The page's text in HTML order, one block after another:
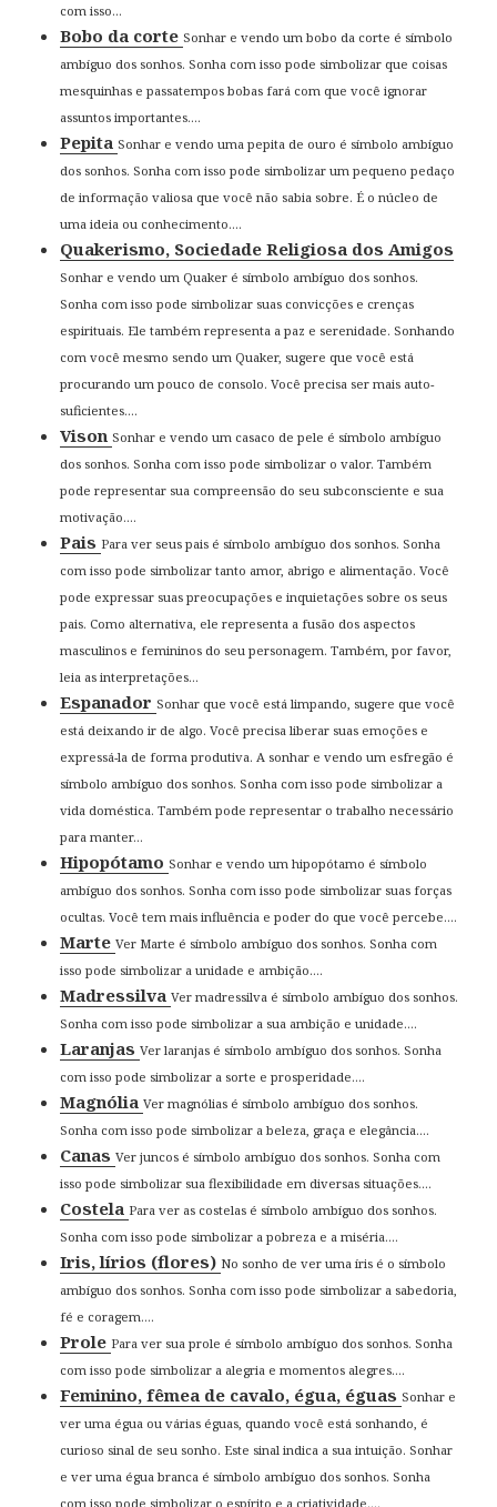
com isso...
Bobo da corteSonhar e vendo um bobo da corte é símbolo
ambíguo dos sonhos. Sonha com isso pode simbolizar que coisas
mesquinhas e passatempos bobas fará com que você ignorar
assuntos importantes....
PepitaSonhar e vendo uma pepita de ouro é símbolo ambíguo
dos sonhos. Sonha com isso pode simbolizar um pequeno pedaço
de informação valiosa que você não sabia sobre. É o núcleo de
uma ideia ou conhecimento....
Quakerismo, Sociedade Religiosa dos Amigos
Sonhar e vendo um Quaker é símbolo ambíguo dos sonhos.
Sonha com isso pode simbolizar suas convicções e crenças
espirituais. Ele também representa a paz e serenidade. Sonhando
com você mesmo sendo um Quaker, sugere que você está
procurando um pouco de consolo. Você precisa ser mais auto-
suficientes....
VisonSonhar e vendo um casaco de pele é símbolo ambíguo
dos sonhos. Sonha com isso pode simbolizar o valor. Também
pode representar sua compreensão do seu subconsciente e sua
motivação....
Pais Para ver seus pais é símbolo ambíguo dos sonhos. Sonha
com isso pode simbolizar tanto amor, abrigo e alimentação. Você
pode expressar suas preocupações e inquietações sobre os seus
pais. Como alternativa, ele representa a fusão dos aspectos
masculinos e femininos do seu personagem. Também, por favor,
leia as interpretações...
EspanadorSonhar que você está limpando, sugere que você
está deixando ir de algo. Você precisa liberar suas emoções e
expressá-la de forma produtiva. A sonhar e vendo um esfregão é
símbolo ambíguo dos sonhos. Sonha com isso pode simbolizar a
vida doméstica. Também pode representar o trabalho necessário
para manter...
HipopótamoSonhar e vendo um hipopótamo é símbolo
ambíguo dos sonhos. Sonha com isso pode simbolizar suas forças
ocultas. Você tem mais influência e poder do que você percebe....
MarteVer Marte é símbolo ambíguo dos sonhos. Sonha com
isso pode simbolizar a unidade e ambição....
MadressilvaVer madressilva é símbolo ambíguo dos sonhos.
Sonha com isso pode simbolizar a sua ambição e unidade....
LaranjasVer laranjas é símbolo ambíguo dos sonhos. Sonha
com isso pode simbolizar a sorte e prosperidade....
MagnóliaVer magnólias é símbolo ambíguo dos sonhos.
Sonha com isso pode simbolizar a beleza, graça e elegância....
CanasVer juncos é símbolo ambíguo dos sonhos. Sonha com
isso pode simbolizar sua flexibilidade em diversas situações....
Costela Para ver as costelas é símbolo ambíguo dos sonhos.
Sonha com isso pode simbolizar a pobreza e a miséria....
Iris, lírios (flores) No sonho de ver uma íris é o símbolo
ambíguo dos sonhos. Sonha com isso pode simbolizar a sabedoria,
fé e coragem....
Prole Para ver sua prole é símbolo ambíguo dos sonhos. Sonha
com isso pode simbolizar a alegria e momentos alegres....
Feminino, fêmea de cavalo, égua, éguasSonhar e
ver uma égua ou várias éguas, quando você está sonhando, é
curioso sinal de seu sonho. Este sinal indica a sua intuição. Sonhar
e ver uma égua branca é símbolo ambíguo dos sonhos. Sonha
com isso pode simbolizar o espírito e a criatividade....